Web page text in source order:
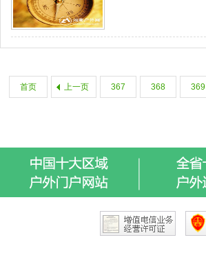
首页 上一页 367 368 369